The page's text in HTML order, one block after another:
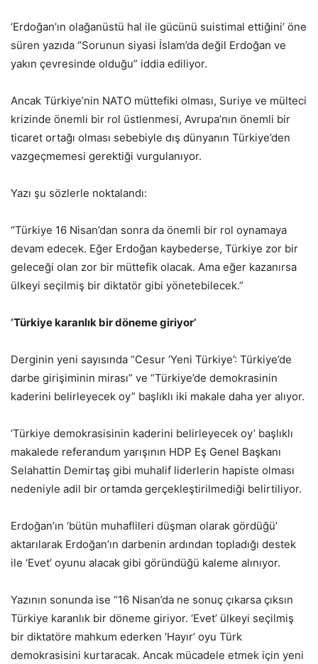
‘Erdoğan’ın olağanüstü hal ile gücünü suistimal ettiğini’ öne
süren yazıda “Sorunun siyasi İslam’da değil Erdoğan ve
yakın çevresinde olduğu” iddia ediliyor.
Ancak Türkiye’nin NATO müttefiki olması, Suriye ve mülteci
krizinde önemli bir rol üstlenmesi, Avrupa’nın önemli bir
ticaret ortağı olması sebebiyle dış dünyanın Türkiye’den
vazgeçmemesi gerektiği vurgulanıyor.
Yazı şu sözlerle noktalandı:
“Türkiye 16 Nisan’dan sonra da önemli bir rol oynamaya
devam edecek. Eğer Erdoğan kaybederse, Türkiye zor bir
geleceği olan zor bir müttefik olacak. Ama eğer kazanırsa
ülkeyi seçilmiş bir diktatör gibi yönetebilecek.”
‘Türkiye karanlık bir döneme giriyor’
Derginin yeni sayısında “Cesur ‘Yeni Türkiye’: Türkiye’de
darbe girişiminin mirası” ve “Türkiye’de demokrasinin
kaderini belirleyecek oy” başlıklı iki makale daha yer alıyor.
‘Türkiye demokrasisinin kaderini belirleyecek oy’ başlıklı
makalede referandum yarışının HDP Eş Genel Başkanı
Selahattin Demirtaş gibi muhalif liderlerin hapiste olması
nedeniyle adil bir ortamda gerçekleştirilmediği belirtiliyor.
Erdoğan’ın ‘bütün muhaflileri düşman olarak gördüğü’
aktarılarak Erdoğan’ın darbenin ardından topladığı destek
ile ‘Evet’ oyunu alacak gibi göründüğü kaleme alınıyor.
Yazının sonunda ise “16 Nisan’da ne sonuç çıkarsa çıksın
Türkiye karanlık bir döneme giriyor. ‘Evet’ ülkeyi seçilmiş
bir diktatöre mahkum ederken ‘Hayır’ oyu Türk
demokrasisini kurtaracak. Ancak mücadele etmek için yeni